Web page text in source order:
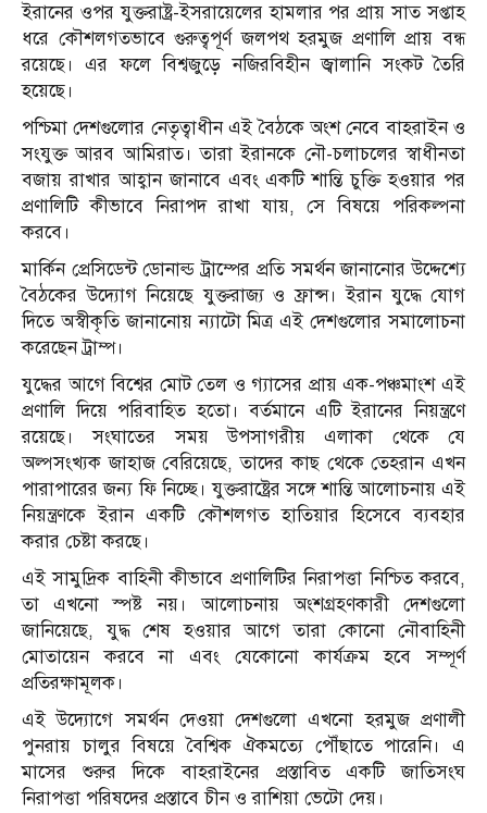
ইরানের ওপর যুক্তরাষ্ট্র-ইসরায়েলের হামলার পর প্রায় সাত সপ্তাহ
ধরে কৌশলগতভাবে গুরুত্বপূর্ণ জলপথ হরমুজ প্রণালি প্রায় বন্ধ
রয়েছে। এর ফলে বিশ্বজুড়ে নজিরবিহীন জ্বালানি সংকট তৈরি
হয়েছে।
পশ্চিমা দেশগুলোর নেতৃত্বাধীন এই বৈঠকে অংশ নেবে বাহরাইন ও
সংযুক্ত আরব আমিরাত। তারা ইরানকে নৌ-চলাচলের স্বাধীনতা
বজায় রাখার আহ্বান জানাবে এবং একটি শান্তি চুক্তি হওয়ার পর
প্রণালিটি কীভাবে নিরাপদ রাখা যায়, সে বিষয়ে পরিকল্পনা
করবে।
মার্কিন প্রেসিডেন্ট ডোনাল্ড ট্রাম্পের প্রতি সমর্থন জানানোর উদ্দেশ্যে
বৈঠকের উদ্যোগ নিয়েছে যুক্তরাজ্য ও ফ্রান্স। ইরান যুদ্ধে যোগ
দিতে অস্বীকৃতি জানানোয় ন্যাটো মিত্র এই দেশগুলোর সমালোচনা
করেছেন ট্রাম্প।
যুদ্ধের আগে বিশ্বের মোট তেল ও গ্যাসের প্রায় এক-পঞ্চমাংশ এই
প্রণালি দিয়ে পরিবাহিত হতো। বর্তমানে এটি ইরানের নিয়ন্ত্রণে
রয়েছে। সংঘাতের সময় উপসাগরীয় এলাকা থেকে যে
অল্পসংখ্যক জাহাজ বেরিয়েছে, তাদের কাছ থেকে তেহরান এখন
পারাপারের জন্য ফি নিচ্ছে। যুক্তরাষ্ট্রের সঙ্গে শান্তি আলোচনায় এই
নিয়ন্ত্রণকে ইরান একটি কৌশলগত হাতিয়ার হিসেবে ব্যবহার
করার চেষ্টা করছে।
এই সামুদ্রিক বাহিনী কীভাবে প্রণালিটির নিরাপত্তা নিশ্চিত করবে,
তা এখনো স্পষ্ট নয়। আলোচনায় অংশগ্রহণকারী দেশগুলো
জানিয়েছে, যুদ্ধ শেষ হওয়ার আগে তারা কোনো নৌবাহিনী
মোতায়েন করবে না এবং যেকোনো কার্যক্রম হবে সম্পূর্ণ
প্রতিরক্ষামূলক।
এই উদ্যোগে সমর্থন দেওয়া দেশগুলো এখনো হরমুজ প্রণালী
পুনরায় চালুর বিষয়ে বৈশ্বিক ঐকমত্যে পৌঁছাতে পারেনি। এ
মাসের শুরুর দিকে বাহরাইনের প্রস্তাবিত একটি জাতিসংঘ
নিরাপত্তা পরিষদের প্রস্তাবে চীন ও রাশিয়া ভেটো দেয়।